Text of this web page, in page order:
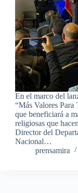
En el marco del
“Más Valores
que beneficiará a
religiosas que
Director del
Nacional…
prensamira